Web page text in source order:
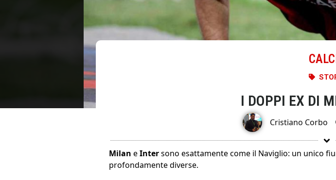
I DOPPI EX DI
Cristiano Corbo
Milan eIntersono esattamente come il Naviglio: un unico
profondamente diverse.